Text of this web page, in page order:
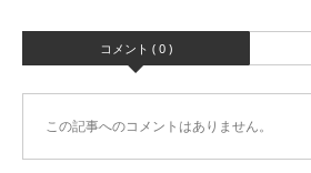
コメント ( 0 )
この記事へのコメントはありません。